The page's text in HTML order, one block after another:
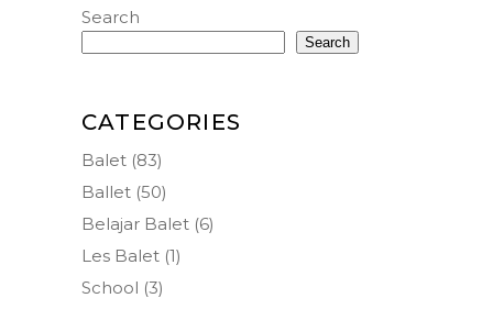
Search
Search
CATEGORIES
Balet (83)
Ballet (50)
Belajar Balet (6)
Les Balet (1)
School (3)